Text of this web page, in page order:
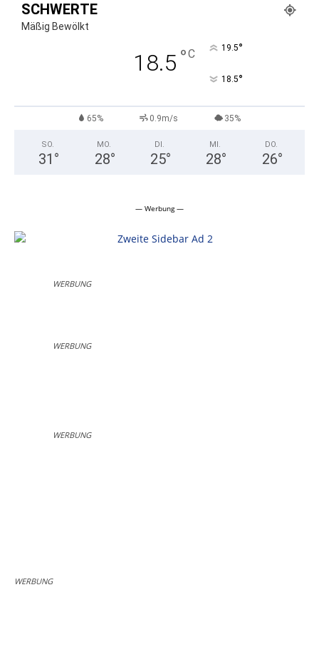
SCHWERTE
Mäßig Bewölkt
18.5 °C 19.5°
18.5°
65% 0.9m/s 35%
SO.
31 °
MO.
28°
DI.
25°
MI.
28°
DO.
26°
— Werbung —
WERBUNG
WERBUNG
WERBUNG
WERBUNG